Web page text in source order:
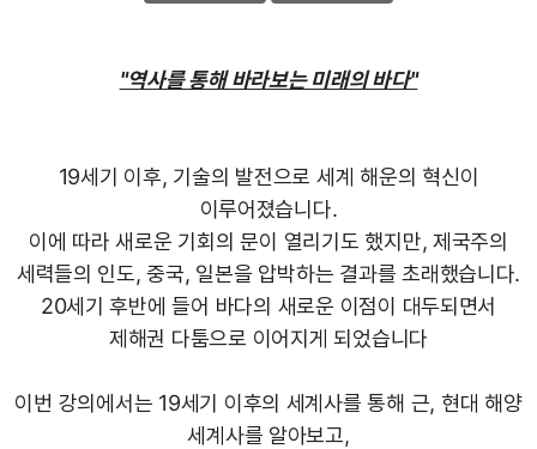
"역사를 통해 바라보는 미래의 바다"
19세기 이후, 기술의 발전으로 세계 해운의 혁신이
이루어졌습니다.
이에 따라 새로운 기회의 문이 열리기도 했지만, 제국주의
세력들의 인도, 중국, 일본을 압박하는 결과를 초래했습니다.
20세기 후반에 들어 바다의 새로운 이점이 대두되면서
제해권 다툼으로 이어지게 되었습니다
이번 강의에서는 19세기 이후의 세계사를 통해 근, 현대 해양
세계사를 알아보고,